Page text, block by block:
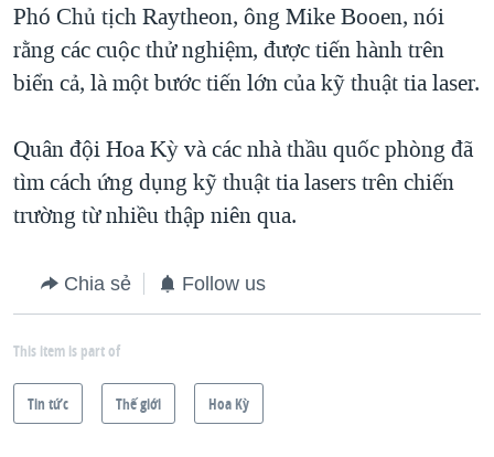
Phó Chủ tịch Raytheon, ông Mike Booen, nói
rằng các cuộc thử nghiệm, được tiến hành trên
biển cả, là một bước tiến lớn của kỹ thuật tia laser.
Quân đội Hoa Kỳ và các nhà thầu quốc phòng đã
tìm cách ứng dụng kỹ thuật tia lasers trên chiến
trường từ nhiều thập niên qua.
Chia sẻ Follow us
This item is part of
Tin tức Thế giới Hoa Kỳ